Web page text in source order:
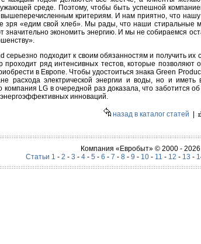
среде. Поэтому, чтобы быть успешной
вышеперечисленным критериям. И нам приятно, что
зря «едим свой хлеб». Мы рады, что наши стиральные
значительно экономить энергию. И мы не собираемся
серьезно подходит к своим обязанностям и получить
ряд интенсивных тестов, которые позволяют
в Европе. Чтобы удостоиться знака Green
расхода электрической энергии и воды, но и иметь
компания LG в очередной раз доказала, что заботится
инноваций.
назад в каталог статей
Компания «Евробыт» © 2000 -
Статьи 1 - 2 - 3 - 4- 5 - 6 - 7 - 8- 9 - 10- 11 - 12 - 13 -